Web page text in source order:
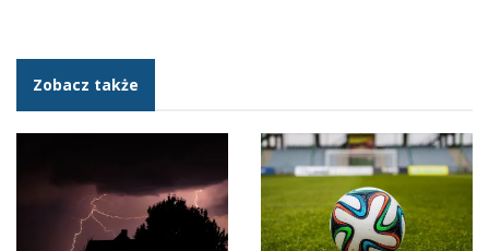
Zobacz także